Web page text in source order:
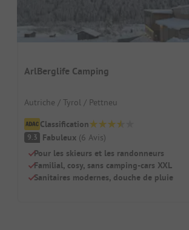
ArlBerglife Camping
Autriche / Tyrol / Pettneu
Classification
9.3 Fabuleux (6 Avis)
Pour les skieurs et les randonneurs
Familial, cosy, sans camping-cars XXL
Sanitaires modernes, douche de pluie